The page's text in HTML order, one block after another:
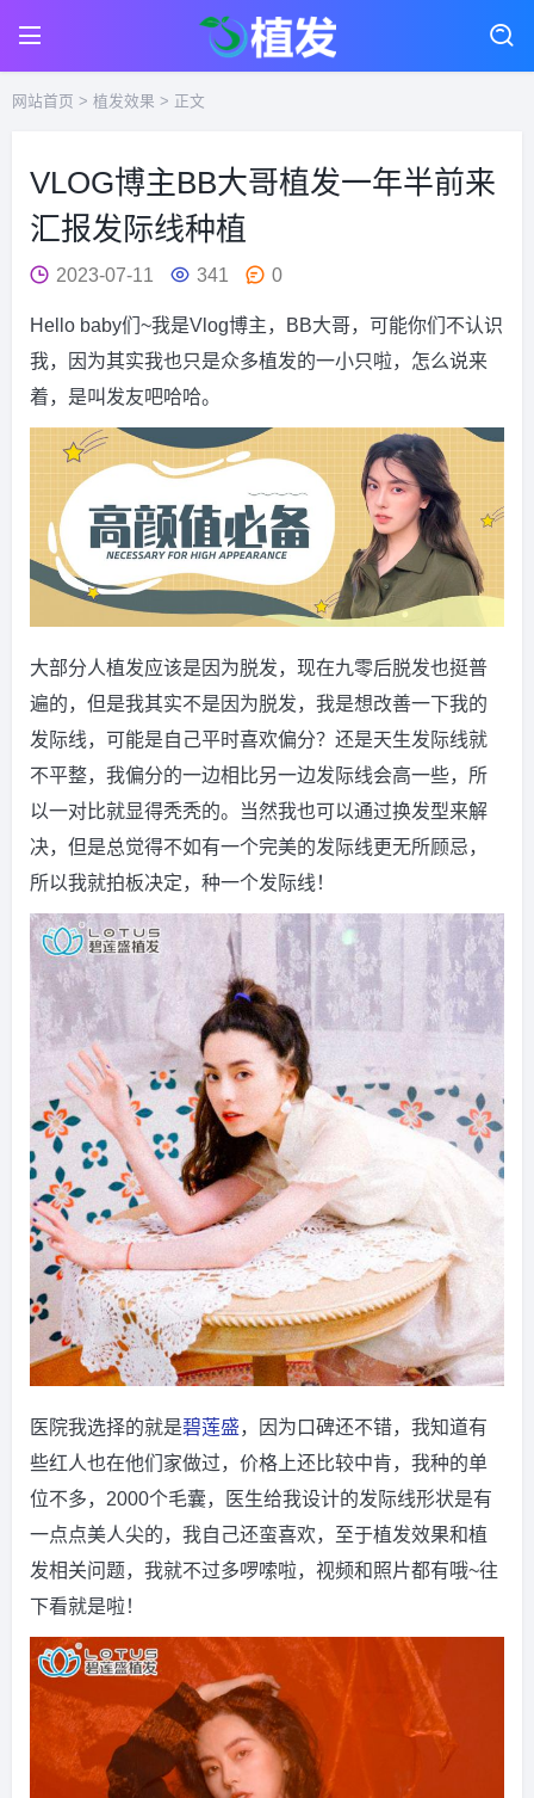
网站首页 > 植发效果 > 正文
VLOG博主BB大哥植发一年半前来
汇报发际线种植
2023-07-11 341 0
Hello baby们~我是Vlog博主，BB大哥，可能你们不认识
我，因为其实我也只是众多植发的一小只啦，怎么说来
着，是叫发友吧哈哈。
大部分人植发应该是因为脱发，现在九零后脱发也挺普
遍的，但是我其实不是因为脱发，我是想改善一下我的
发际线，可能是自己平时喜欢偏分？还是天生发际线就
不平整，我偏分的一边相比另一边发际线会高一些，所
以一对比就显得秃秃的。当然我也可以通过换发型来解
决，但是总觉得不如有一个完美的发际线更无所顾忌，
所以我就拍板决定，种一个发际线！
医院我选择的就是碧莲盛，因为口碑还不错，我知道有
些红人也在他们家做过，价格上还比较中肯，我种的单
位不多，2000个毛囊，医生给我设计的发际线形状是有
一点点美人尖的，我自己还蛮喜欢，至于植发效果和植
发相关问题，我就不过多啰嗦啦，视频和照片都有哦~往
下看就是啦！